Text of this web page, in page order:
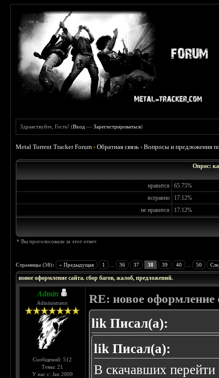
Здравствуйте, Гость! (Вход —Зарегистрироваться)
Metal Torrent Tracker Forum ›Обратная связь ›Вопросы и предложения
Опрос:
нравится
65.75%
всеравно
17.12%
не нравится
17.12%
* Вы проголосовали за этот ответ.
Страницы (50): « Предыдущая 1 36 37 38 39 40 50
новое оформление сайта. сбор багов, жалоб, предложений.
Admin
Administrator
Сообщений: 512
Темы: 21
У нас с: Jan 2009
RE: новое оформление
lik Писал(а):
lik Писал(а):
В скачавших перейти